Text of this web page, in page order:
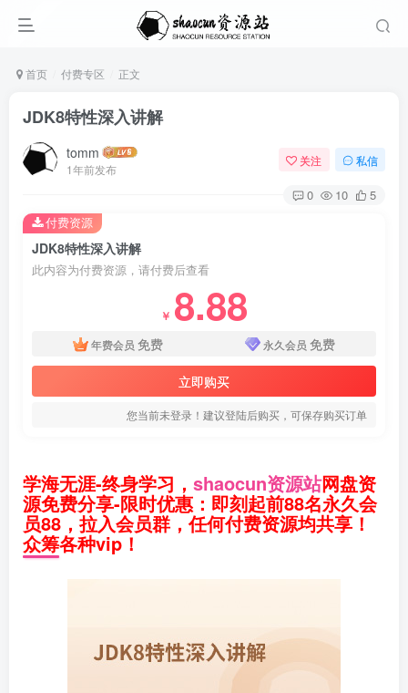
首页 付费专区 正文
JDK8特性深入讲解
tomm
1年前发布
关注 私信
0 10 5
JDK8特性深入讲解
此内容为付费资源，请付费后查看
￥ 8.88
年费会员 免费 永久会员 免费
立即购买
您当前未登录！建议登陆后购买，可保存购买订单
付费资源
学海无涯-终身学习， shaocun资源站网盘资
源免费分享-限时优惠：即刻起前88名永久会
员88，拉入会员群，任何付费资源均共享！
众筹各种vip！